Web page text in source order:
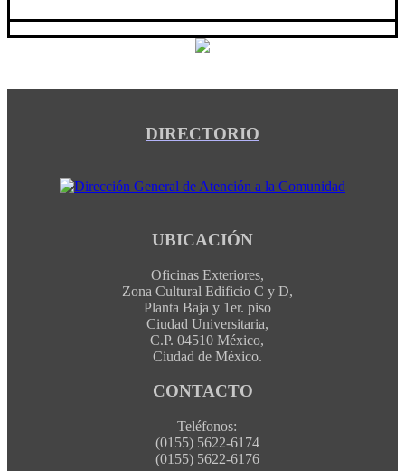
DIRECTORIO
UBICACIÓN
Oficinas Exteriores,
Zona Cultural Edificio C y D,
Planta Baja y 1er. piso
Ciudad Universitaria,
C.P. 04510 México,
Ciudad de México.
CONTACTO
Teléfonos:
(0155) 5622-6174
(0155) 5622-6176